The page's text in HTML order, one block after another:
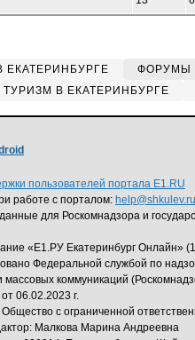
ЕКАТЕРИНБУРГЕ ФОРУМЫ
ТУРИЗМ В ЕКАТЕРИНБУРГЕ
пользователей портала E1.RU
работе с порталом: help@shkulev.ru
для Роскомнадзора и
«Е1.РУ Екатеринбург Онлайн»
Федеральной службой по
массовых коммуникаций
06.02.2023 г.
Общество с ограниченной
Малкова Марина Андреевна